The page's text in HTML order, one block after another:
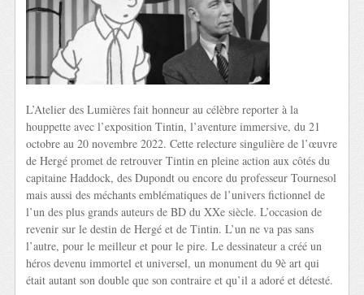
L’Atelier des Lumières fait honneur au célèbre reporter à la
houppette avec l’exposition Tintin, l’aventure immersive, du 21
octobre au 20 novembre 2022. Cette relecture singulière de l’œuvre
de Hergé promet de retrouver Tintin en pleine action aux côtés du
capitaine Haddock, des Dupondt ou encore du professeur Tournesol
mais aussi des méchants emblématiques de l’univers fictionnel de
l’un des plus grands auteurs de BD du XXe siècle. L’occasion de
revenir sur le destin de Hergé et de Tintin. L’un ne va pas sans
l’autre, pour le meilleur et pour le pire. Le dessinateur a créé un
héros devenu immortel et universel, un monument du 9è art qui
était autant son double que son contraire et qu’il a adoré et détesté.